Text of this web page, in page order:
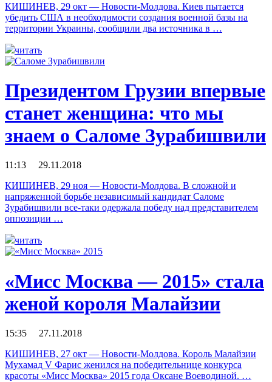
КИШИНЕВ, 29 окт — Новости-Молдова. Киев пытается
убедить США в необходимости создания военной базы на
территории Украины, сообщили два источника в …
читать
Президентом Грузии впервые
станет женщина: что мы
знаем о Саломе Зурабишвили
11:13 29.11.2018
КИШИНЕВ, 29 ноя — Новости-Молдова. В сложной и
напряженной борьбе независимый кандидат Саломе
Зурабишвили все-таки одержала победу над представителем
оппозиции …
читать
«Мисс Москва — 2015» стала
женой короля Малайзии
15:35 27.11.2018
КИШИНЕВ, 27 окт — Новости-Молдова. Король Малайзии
Мухамад V Фарис женился на победительнице конкурса
красоты «Мисс Москва» 2015 года Оксане Воеводиной. …